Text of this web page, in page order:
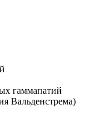
гаммапатий
Вальденстрема)